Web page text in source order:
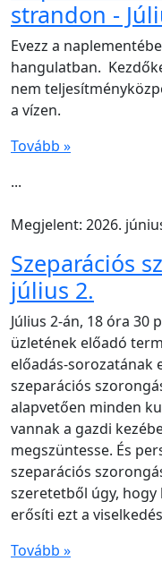
strandon -
Evezz a
hangulatban.
nem
a vízen.
Tovább »
...
Megjelent: 2026.
Szeparációs
július 2.
Július 2-án, 18 óra 30
üzletének előadó
előadás-sorozatának
szeparációs
alapvetően minden
vannak a gazdi
megszüntesse. És
szeparációs
szeretetből úgy,
erősíti ezt a
Tovább »